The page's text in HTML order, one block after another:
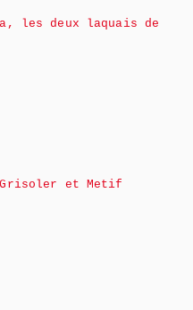
les deux laquais de
Grisoler et Metif